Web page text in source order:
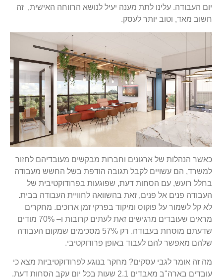
יום העבודה. עלינו לתת מענה יעיל לנושא הרווחה האישית, זה
חשוב מאד, וטוב יותר לעסק.
כאשר הנהלות של ארגונים וחברות מבקשים מעובדיהם לחזור
למשרד, הם עשויים לקבל תגובה הודפת בשל החשש מעבודה
בחלל רועש, עם הסחות דעת, שפוגעות בפרודוקטיבית של
העבודה פנים אל פנים, זאת בהשוואה לחוויית העבודה בבית.
לא קל לשמור על פוקוס ומיקוד בפרקי זמן ארוכים. מחקרים
מראים שעובדים מרגישים זאת לעתים קרובות ו– 70% מודים
שדעתם מוסחת בעבודה. רק 57% מסכימים שמקום העבודה
שלהם מאפשר להם לעבוד באופן פרודוקטיבי.
מה זה אומר לגבי עסקים? מחקר בנוגע לפרודוקטיביות מצא כי
עובדים בארה"ב מאבדים 2.1 שעות בכל יום עקב הסחות דעת.